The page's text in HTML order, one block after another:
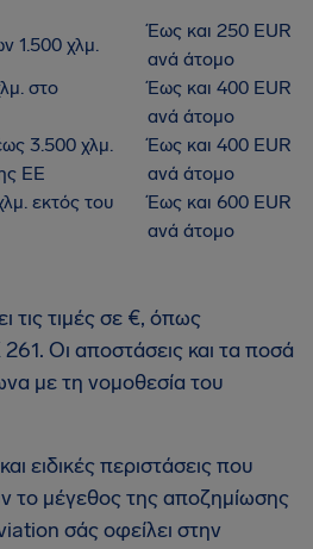
1.500 χλμ.
Έως και 250 EUR
ανά άτομο
στο
Έως και 400 EUR
ανά άτομο
3.500 χλμ.
ΕΕ
Έως και 400 EUR
ανά άτομο
εκτός του
Έως και 600 EUR
ανά άτομο
τις τιμές σε €, όπως
Οι αποστάσεις και τα ποσά
με τη νομοθεσία του
ειδικές περιστάσεις που
το μέγεθος της αποζημίωσης
σάς οφείλει στην